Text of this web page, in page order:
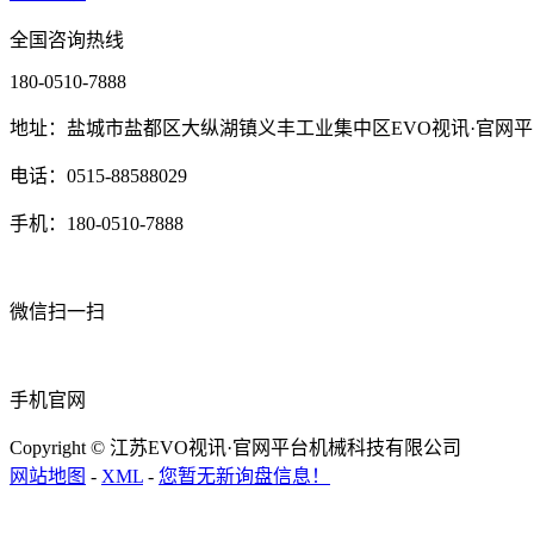
全国咨询热线
180-0510-7888
地址：盐城市盐都区大纵湖镇义丰工业集中区EVO视讯·官网
电话：0515-88588029
手机：180-0510-7888
微信扫一扫
手机官网
Copyright © 江苏EVO视讯·官网平台机械科技有限公司
网站地图 - XML - 您暂无新询盘信息！